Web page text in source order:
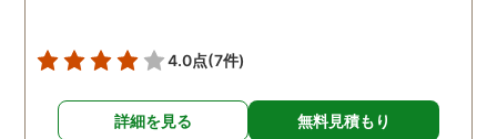
4.0点(7件)
詳細を見る 無料見積もり